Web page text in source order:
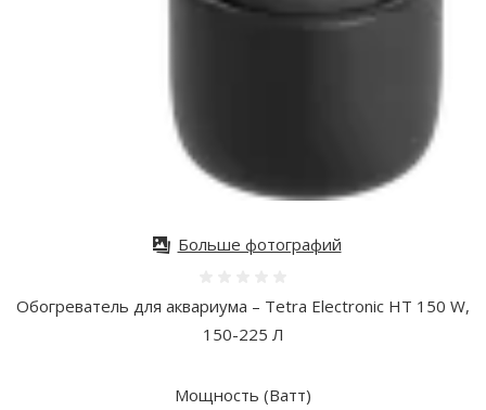
Обогреватель для аквариума – Tetra Electronic HT 150 W,
150-225 Л
Мощность (Ватт)
Больше фотографий